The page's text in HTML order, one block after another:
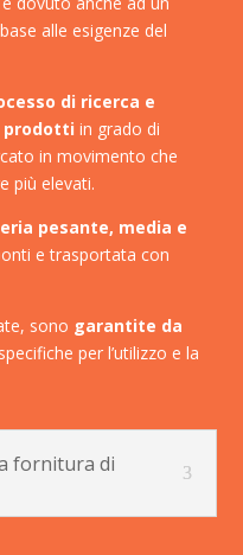
alle esigenze del
di ricerca e
prodotti in grado di
in movimento che
più elevati.
pesante, media e
e trasportata con
sono garantite da
per l’utilizzo e la
fornitura di